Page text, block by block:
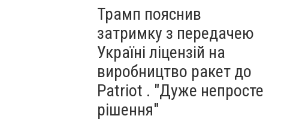
Трамп пояснив
затримку з передачею
Україні ліцензій на
виробництво ракет до
Patriot . "Дуже непросте
рішення"